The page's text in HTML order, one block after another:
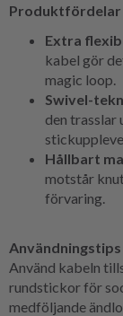
Produktfördelar
Extra
kabel gör
magic loop.
Swivel-
den trasslar
Hållbart
motstår
förvaring.
Användningstips
Använd kabeln
rundstickor för
medföljande